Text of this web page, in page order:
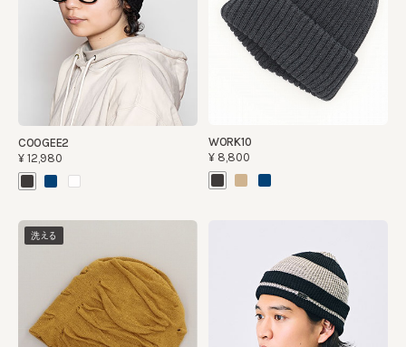
COOGEE2
¥12,980
WORK10
¥8,800
洗える